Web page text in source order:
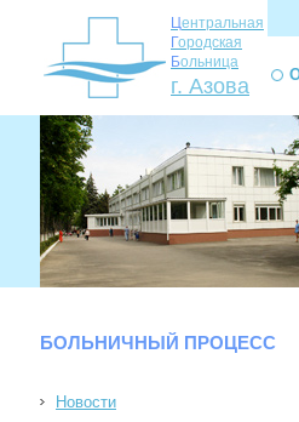
Центральная
Городская
Больница
г. Азова
БОЛЬНИЧНЫЙ ПРОЦЕСС
Новости